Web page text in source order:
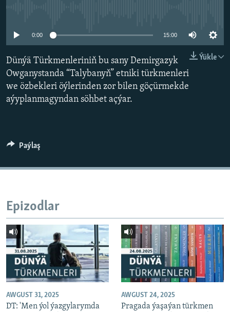
0:00 15:00
Ýükle
Dünýä Türkmenleriniň bu sany Demirgazyk
Owganystanda “Talybanyň” etniki türkmenleri
we özbekleri öýlerinden zor bilen göçürmekde
aýyplanmagyndan söhbet açýar.
Paýlaş
Epizodlar
AWGUST 31, 2025
DT: 'Men ýol ýazgylarymda
AWGUST 24, 2025
Pragada ýaşaýan türkmen